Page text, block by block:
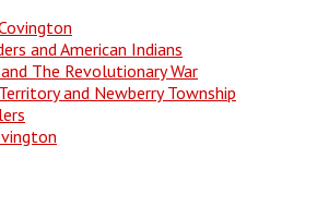
and American Indians
The Revolutionary War
and Newberry Township